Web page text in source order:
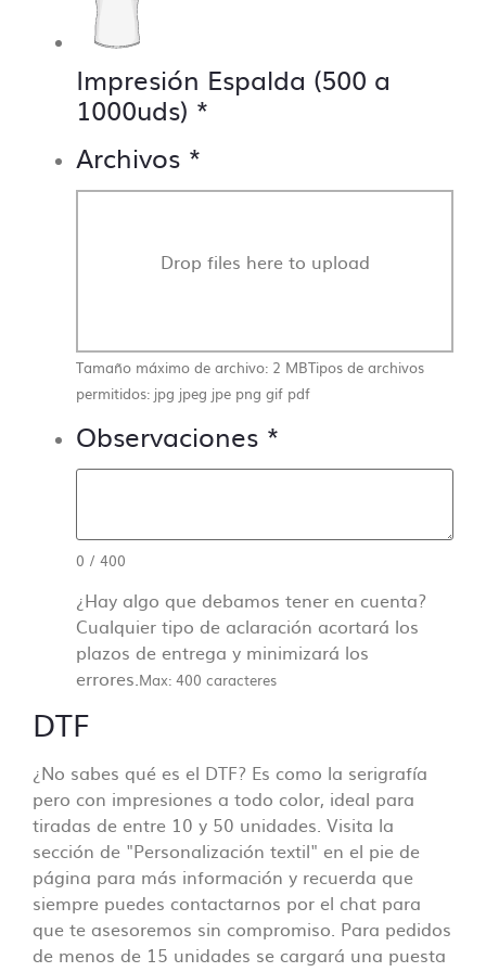
Impresión Espalda (500 a
1000uds) *
Archivos *
Drop files here to upload
Tamaño máximo de archivo: 2 MBTipos de archivos
permitidos: jpg jpeg jpe png gif pdf
Observaciones *
0 / 400
¿Hay algo que debamos tener en cuenta?
Cualquier tipo de aclaración acortará los
plazos de entrega y minimizará los
errores.Max: 400 caracteres
DTF
¿No sabes qué es el DTF? Es como la serigrafía
pero con impresiones a todo color, ideal para
tiradas de entre 10 y 50 unidades. Visita la
sección de "Personalización textil" en el pie de
página para más información y recuerda que
siempre puedes contactarnos por el chat para
que te asesoremos sin compromiso. Para pedidos
de menos de 15 unidades se cargará una puesta
producción sea lo más fluida y precisa posible.